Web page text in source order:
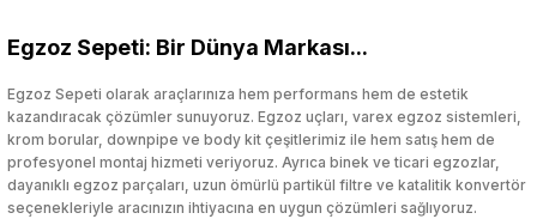
Egzoz Sepeti: Bir Dünya Markası...
Egzoz Sepeti olarak araçlarınıza hem performans hem de estetik
kazandıracak çözümler sunuyoruz. Egzoz uçları, varex egzoz sistemleri,
krom borular, downpipe ve body kit çeşitlerimiz ile hem satış hem de
profesyonel montaj hizmeti veriyoruz. Ayrıca binek ve ticari egzozlar,
dayanıklı egzoz parçaları, uzun ömürlü partikül filtre ve katalitik konvertör
seçenekleriyle aracınızın ihtiyacına en uygun çözümleri sağlıyoruz.